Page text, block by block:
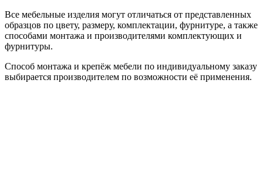
Все мебельные изделия могут отличаться от представленных
образцов по цвету, размеру, комплектации, фурнитуре, а также
способами монтажа и производителями комплектующих и
фурнитуры.
Способ монтажа и крепёж мебели по индивидуальному заказу
выбирается производителем по возможности её применения.